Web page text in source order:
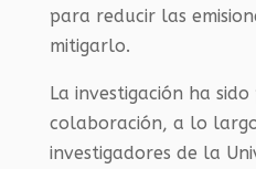
para reducir las
mitigarlo.
La investigación ha
colaboración, a lo
investigadores de la